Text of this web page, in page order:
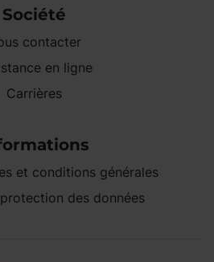
Société
contacter
en ligne
Carrières
et conditions générales
des données